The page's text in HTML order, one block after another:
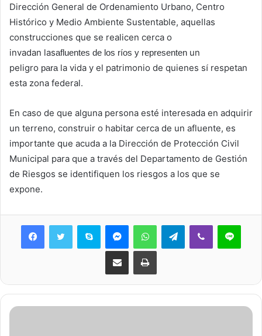
Dirección General de Ordenamiento Urbano, Centro
Histórico y Medio Ambiente Sustentable, aquellas
construcciones que se realicen cerca o
invadan lasafluentes de los ríos y representen un
peligro parala vida y el patrimonio de quienes sí respetan
esta zona federal.
En caso de que alguna persona esté interesada en adquirir
un terreno, construir o habitar cerca de un afluente, es
importante que acuda a la Dirección de Protección Civil
Municipal para que a través del Departamento de Gestión
de Riesgos se identifiquen los riesgos a los que se
expone.
Skype MessengerWhatsAppTelegramViber Line
Share via Email Print